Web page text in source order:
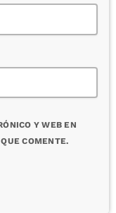
Y WEB EN
COMENTE.